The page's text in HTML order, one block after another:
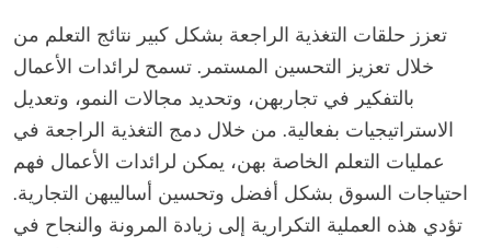
تعزز حلقات التغذية الراجعة بشكل كبير نتائج التعلم من
خلال تعزيز التحسين المستمر. تسمح لرائدات الأعمال
بالتفكير في تجاربهن، وتحديد مجالات النمو، وتعديل
الاستراتيجيات بفعالية. من خلال دمج التغذية الراجعة في
عمليات التعلم الخاصة بهن، يمكن لرائدات الأعمال فهم
احتياجات السوق بشكل أفضل وتحسين أساليبهن التجارية.
تؤدي هذه العملية التكرارية إلى زيادة المرونة والنجاح في